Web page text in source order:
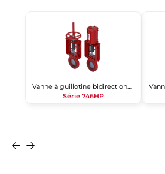
Vanne à guillotine bidirectionnelle revêtue de polyuréthane
Série 746HP